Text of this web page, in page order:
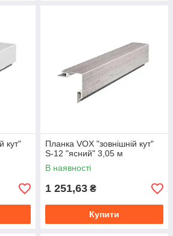
кут"
Планка VOX "зовнішній кут"
S-12 "ясний" 3,05 м
В наявності
1 251,63 ₴
Купити